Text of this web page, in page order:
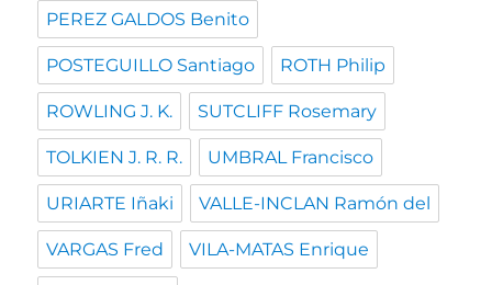
PEREZ GALDOS Benito
POSTEGUILLO Santiago ROTH Philip
ROWLING J. K. SUTCLIFF Rosemary
TOLKIEN J. R. R. UMBRAL Francisco
URIARTE Iñaki VALLE-INCLAN Ramón del
VARGAS Fred VILA-MATAS Enrique